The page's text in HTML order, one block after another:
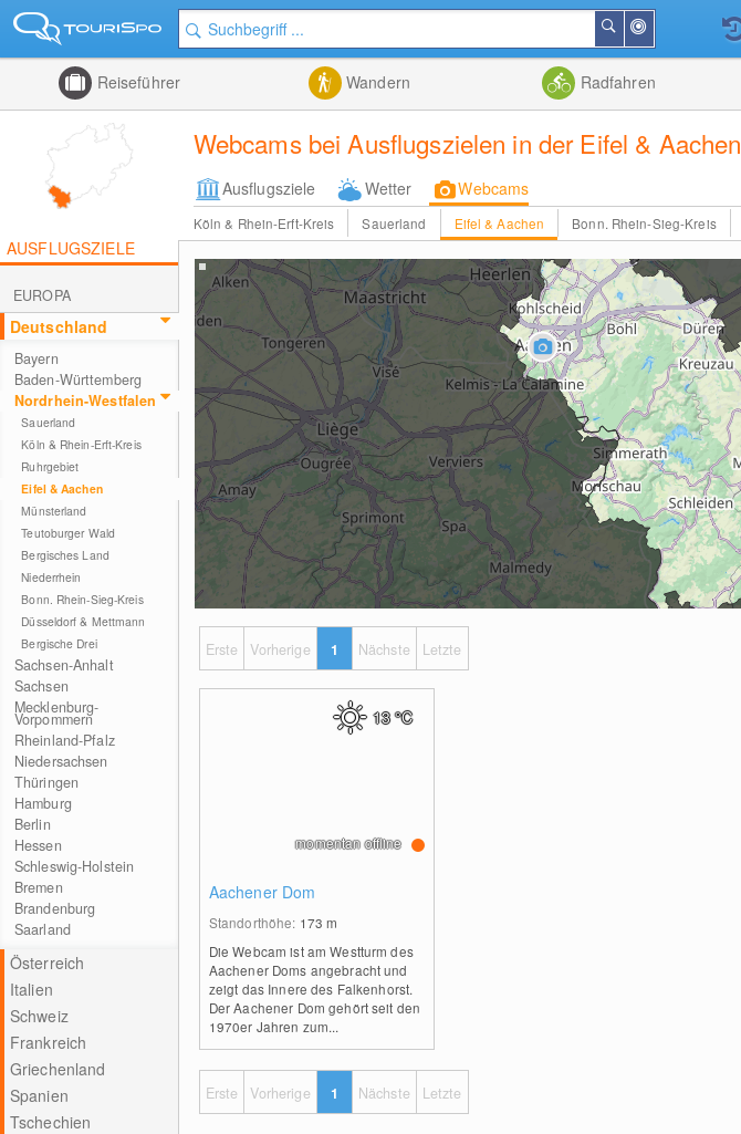
der
Nähe
Suchen
Reiseführer Wandern Radfahren
Webcams bei Ausflugszielen in der Eifel & Aachen
Ausflugsziele Wetter Webcams
Köln & Rhein-Erft-Kreis Sauerland Eifel & Aachen Bonn. Rhein-Sieg-Kreis
AUSFLUGSZIELE
EUROPA
Deutschland
Bayern
Baden-Württemberg
Nordrhein-Westfalen
Sauerland
Köln & Rhein-Erft-Kreis
Ruhrgebiet
Eifel & Aachen
Münsterland
Teutoburger Wald
Bergisches Land
Niederrhein
Bonn. Rhein-Sieg-Kreis
Düsseldorf & Mettmann
Bergische Drei
Sachsen-Anhalt
Sachsen
Mecklenburg-
Vorpommern
Rheinland-Pfalz
Niedersachsen
Thüringen
Hamburg
Berlin
Hessen
Schleswig-Holstein
Bremen
Brandenburg
Saarland
Österreich
Italien
Schweiz
Frankreich
Griechenland
Spanien
Tschechien
Erste Vorherige 1 Nächste Letzte
Aachener Dom
Standorthöhe: 173m
Die Webcam ist am Westturm des
Aachener Doms angebracht und
zeigt das Innere des Falkenhorst.
Der Aachener Dom gehört seit den
1970er Jahren zum...
13°C
momentan offline
Erste Vorherige 1 Nächste Letzte